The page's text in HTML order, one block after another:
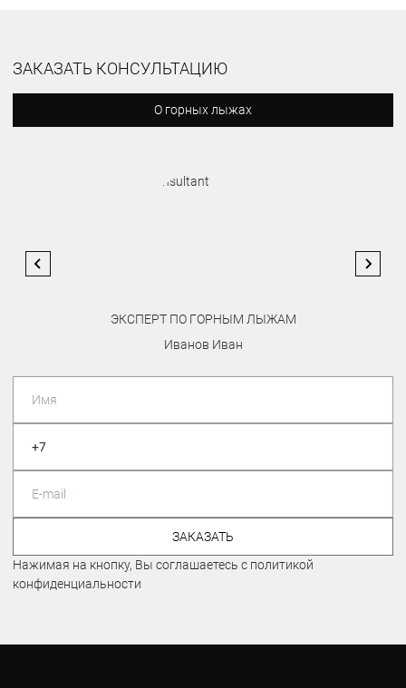
ЗАКАЗАТЬ КОНСУЛЬТАЦИЮ
О горных лыжах
ЭКСПЕРТ ПО ГОРНЫМ ЛЫЖАМ
Иванов Иван
ЗАКАЗАТЬ
Нажимая на кнопку, Вы соглашаетесь с политикой
конфиденциальности